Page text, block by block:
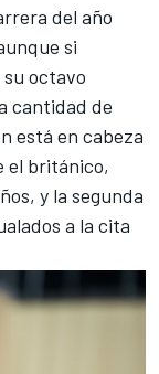
del año
si
octavo
cantidad de
está en cabeza
el británico,
y la segunda
a la cita